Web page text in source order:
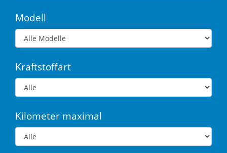
Modell
Kraftstoffart
Kilometer maximal